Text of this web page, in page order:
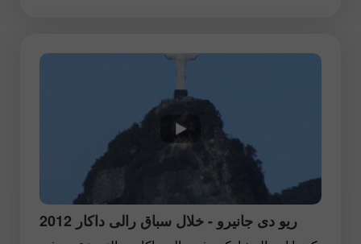
ريو دى جانيرو - خلال سباق رالى داكار 2012